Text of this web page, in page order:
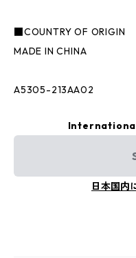
■COUNTRY OF ORIGIN
MADE IN CHINA
A5305-213AA02
日本国内